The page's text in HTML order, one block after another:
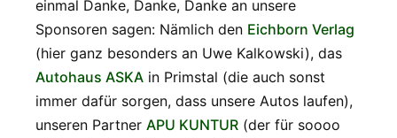
einmal Danke, Danke, Danke an unsere
Sponsoren sagen: Nämlich den Eichborn Verlag
(hier ganz besonders an Uwe Kalkowski), das
Autohaus ASKA in Primstal (die auch sonst
immer dafür sorgen, dass unsere Autos laufen),
unseren Partner APU KUNTUR (der für soooo